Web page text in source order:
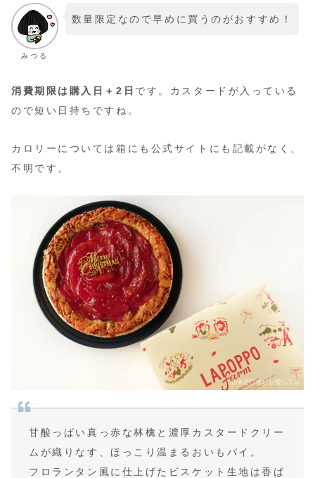
みつる
数量限定なので早めに買うのがおすすめ！
消費期限は購入日＋2日 です。カスタードが入っている
ので短い日持ちですね。
カロリーについては箱にも公式サイトにも記載がなく、
不明です。
甘酸っぱい真っ赤な林檎と濃厚カスタードクリー
ムが織りなす、ほっこり温まるおいもパイ。
フロランタン風に仕上げたビスケット生地は香ば